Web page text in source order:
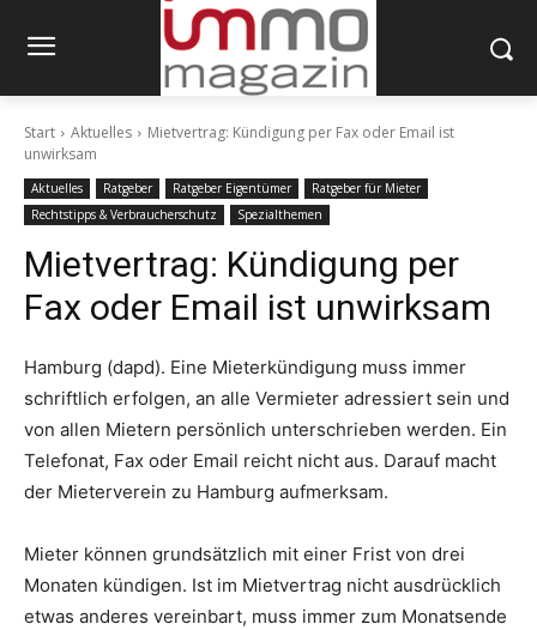
Start Aktuelles
Mietvertrag: Kündigung per Fax oder Email ist
unwirksam
Aktuelles Ratgeber Ratgeber Eigentümer
Ratgeber für Mieter
Rechtstipps & Verbraucherschutz
Spezialthemen
Mietvertrag: Kündigung per
Fax oder Email ist unwirksam
Hamburg (dapd). Eine Mieterkündigung muss immer
schriftlich erfolgen, an alle Vermieter adressiert sein und
von allen Mietern persönlich unterschrieben werden. Ein
Telefonat, Fax oder Email reicht nicht aus. Darauf macht
der Mieterverein zu Hamburg aufmerksam.
Mieter können grundsätzlich mit einer Frist von drei
Monaten kündigen. Ist im Mietvertrag nicht ausdrücklich
etwas anderes vereinbart, muss immer zum Monatsende